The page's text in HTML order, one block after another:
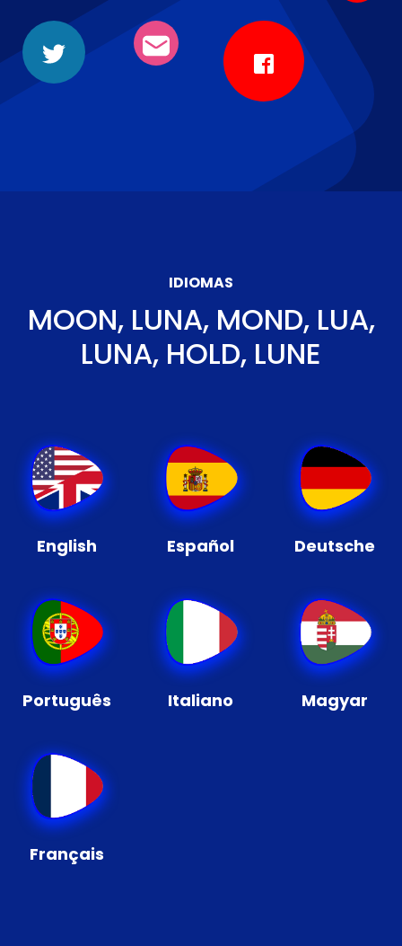
IDIOMAS
MOON, LUNA, MOND, LUA,
LUNA, HOLD, LUNE
English Español Deutsche
Português Italiano Magyar
Français